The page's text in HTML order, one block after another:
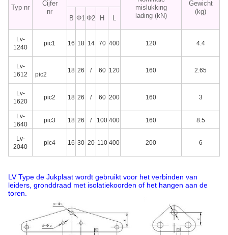
Typ nr
Cijfer
nr
mislukking
lading (kN)
Gewicht
(kg)
B Φ1 Φ2 H L
Lv-
1240
pic1 16 18 14 70 400 120 4.4
Lv-
1612
pic2
18 26 / 60 120 160 2.65
Lv-
1620
pic2 18 26 / 60 200 160 3
Lv-
1640
pic3 18 26 / 100 400 160 8.5
Lv-
2040
pic4 16 30 20 110 400 200 6
LV Type de Jukplaat wordt gebruikt voor het verbinden van
leiders, gronddraad met isolatiekoorden of het hangen aan de
toren